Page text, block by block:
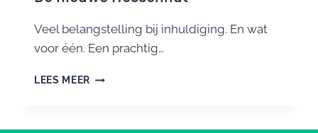
Veel belangstelling bij inhuldiging. En wat
voor één. Een prachtig…
LEES MEER DE